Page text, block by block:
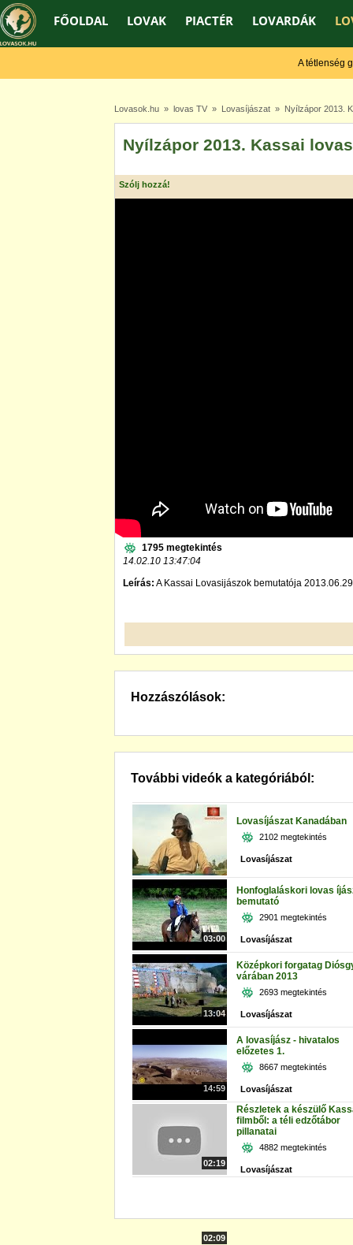
FŐOLDAL LOVAK PIACTÉR LOVARDÁK
A tétlenség
Lovasok.hu» lovas TV» Lovasíjászat» Nyílzápor 2013.
Nyílzápor 2013. Kassai
Szólj hozzá!
1795 megtekintés
14.02.10 13:47:04
Leírás: A Kassai Lovasijászok bemutatója
Hozzászólások:
További videók a kategóriából:
03:00
Lovasíjászat Kanadában
2102 megtekintés
Lovasíjászat
13:04
Honfoglaláskori lovas
bemutató
2901 megtekintés
Lovasíjászat
14:59
Középkori forgatag
várában 2013
2693 megtekintés
Lovasíjászat
02:19
A lovasíjász - hivatalos
előzetes 1.
8667 megtekintés
Lovasíjászat
02:09
Részletek a készülő
filmből: a téli edzőtábor
pillanatai
4882 megtekintés
Lovasíjászat